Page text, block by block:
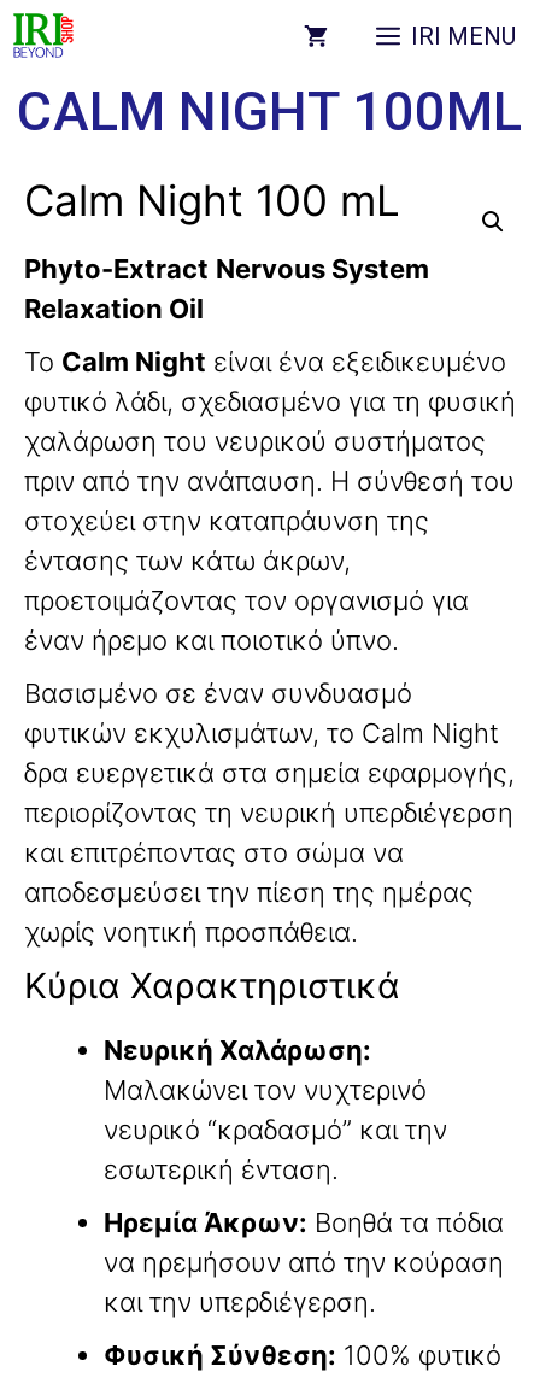
IRI MENU
CALM NIGHT 100ML
Calm Night 100 mL
Phyto-Extract Nervous System
Relaxation Oil
Το Calm Night είναι ένα εξειδικευμένο
φυτικό λάδι, σχεδιασμένο για τη φυσική
χαλάρωση του νευρικού συστήματος
πριν από την ανάπαυση. Η σύνθεσή του
στοχεύει στην καταπράυνση της
έντασης των κάτω άκρων,
προετοιμάζοντας τον οργανισμό για
έναν ήρεμο και ποιοτικό ύπνο.
Βασισμένο σε έναν συνδυασμό
φυτικών εκχυλισμάτων, το Calm Night
δρα ευεργετικά στα σημεία εφαρμογής,
περιορίζοντας τη νευρική υπερδιέγερση
και επιτρέποντας στο σώμα να
αποδεσμεύσει την πίεση της ημέρας
χωρίς νοητική προσπάθεια.
Κύρια Χαρακτηριστικά
Νευρική Χαλάρωση:
Μαλακώνει τον νυχτερινό
νευρικό “κραδασμό” και την
εσωτερική ένταση.
Ηρεμία Άκρων: Βοηθά τα πόδια
να ηρεμήσουν από την κούραση
και την υπερδιέγερση.
Φυσική Σύνθεση: 100% φυτικό